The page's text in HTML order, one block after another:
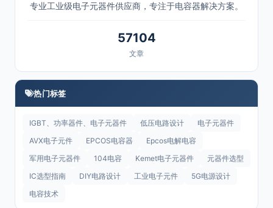
专业工业级电子元器件供应商，专注于电容器解决方案。
57104
文章
热门标签
IGBT、功率器件、电子元器件 低压电路设计
电子元器件
AVX电子元件
EPCOS电容器
Epcos电解电容
军用电子元器件
104电容 Kemet电子元器件
元器件选型
IC选型指南
DIY电路设计 工业电子元件
5G电源设计
电容技术